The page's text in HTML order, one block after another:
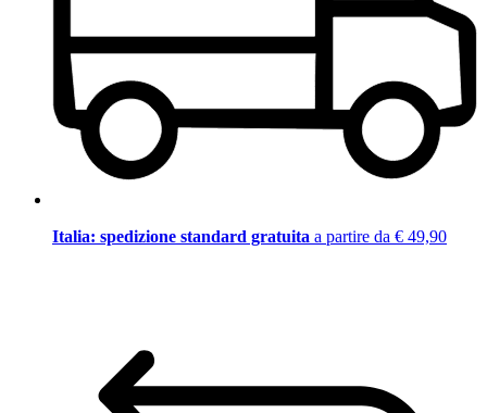
Italia: spedizione standard gratuita a partire da € 49,90